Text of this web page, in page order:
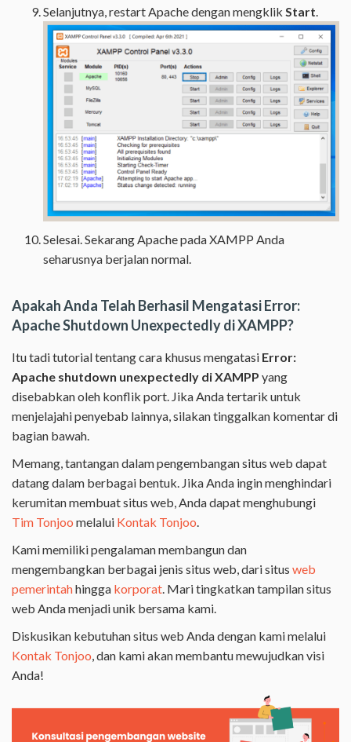
Selanjutnya, restart Apache dengan mengklik Start.
Selesai. Sekarang Apache pada XAMPP Anda
seharusnya berjalan normal.
Apakah Anda Telah Berhasil Mengatasi Error:
Apache Shutdown Unexpectedly di XAMPP?
Itu tadi tutorial tentang cara khusus mengatasi Error:
Apache shutdown unexpectedly di XAMPP yang
disebabkan oleh konflik port. Jika Anda tertarik untuk
menjelajahi penyebab lainnya, silakan tinggalkan komentar di
bagian bawah.
Memang, tantangan dalam pengembangan situs web dapat
datang dalam berbagai bentuk. Jika Anda ingin menghindari
kerumitan membuat situs web, Anda dapat menghubungi
Tim Tonjoo melalui Kontak Tonjoo.
Kami memiliki pengalaman membangun dan
mengembangkan berbagai jenis situs web, dari situs web
pemerintahhingga korporat. Mari tingkatkan tampilan situs
web Anda menjadi unik bersama kami.
Diskusikan kebutuhan situs web Anda dengan kami melalui
Kontak Tonjoo, dan kami akan membantu mewujudkan visi
Anda!